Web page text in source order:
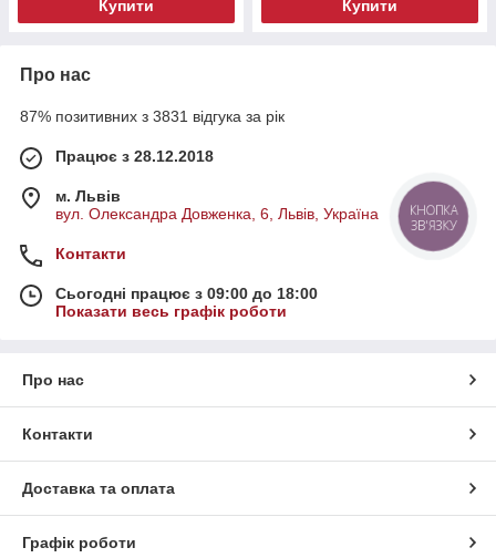
Купити Купити
Про нас
87% позитивних з 3831 відгука за рік
Працює з 28.12.2018
м. Львів
вул. Олександра Довженка, 6, Львів, Україна
Контакти
Сьогодні працює з 09:00 до 18:00
Показати весь графік роботи
Про нас
Контакти
Доставка та оплата
Графік роботи
КНОПКА
ЗВ'ЯЗКУ